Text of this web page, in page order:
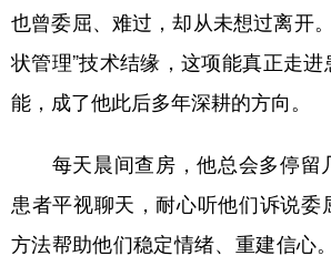
也曾委屈、难过，却从未想过离开
状管理”技术结缘，这项能真正走
能，成了他此后多年深耕的方向。
每天晨间查房，他总会多停留
患者平视聊天，耐心听他们诉说委
方法帮助他们稳定情绪、重建信心